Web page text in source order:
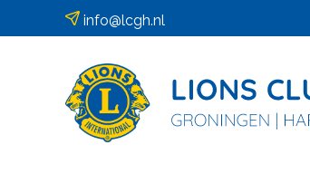
info@lcgh.nl